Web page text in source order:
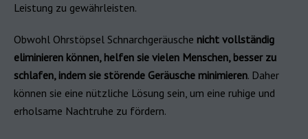
Leistung zu gewährleisten.
Obwohl Ohrstöpsel Schnarchgeräusche nicht vollständig
eliminieren können, helfen sie vielen Menschen, besser zu
schlafen, indem sie störende Geräusche minimieren. Daher
können sie eine nützliche Lösung sein, um eine ruhige und
erholsame Nachtruhe zu fördern.